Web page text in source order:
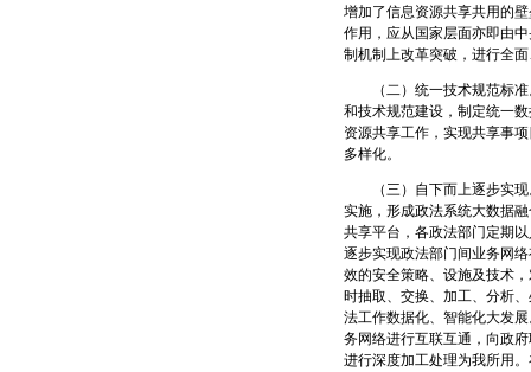
增加了信息资源共享共用的
作用，应从国家层面亦即由
制机制上改革突破，进行全
（二）统一技术规范标准
和技术规范建设，制定统一
资源共享工作，实现共享事
多样化。
（三）自下而上逐步实现
实施，形成政法系统大数据
共享平台，各政法部门定期
逐步实现政法部门间业务网
效的安全策略、设施及技术
时抽取、交换、加工、分析
法工作数据化、智能化大发
务网络进行互联互通，向政
进行深度加工处理为我所用